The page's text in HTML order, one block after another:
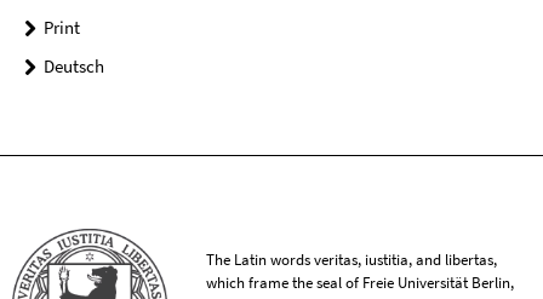
Print
Deutsch
The Latin words veritas, iustitia, and libertas,
which frame the seal of Freie Universität Berlin,